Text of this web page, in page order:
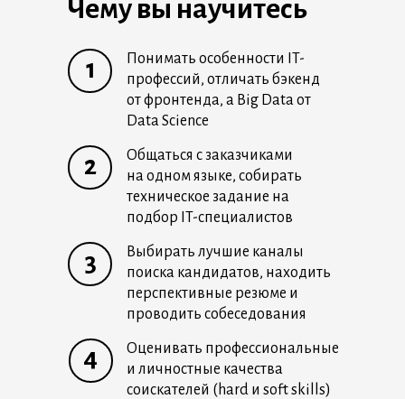
1
2
3
4
Понимать особенности IT-
профессий, отличать бэкенд
от фронтенда, а Big Data от
Data Science
Общаться с заказчиками
на одном языке, собирать
техническое задание на
подбор IT-специалистов
Выбирать лучшие каналы
поиска кандидатов, находить
перспективные резюме и
проводить собеседования
Оценивать профессиональные
и личностные качества
соискателей (hard и soft skills)
Чему вы научитесь